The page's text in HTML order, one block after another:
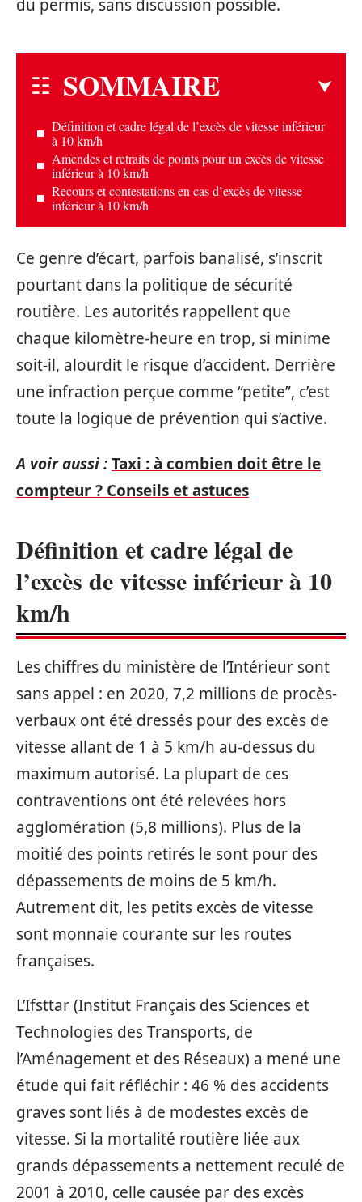
du permis, sans discussion possible.
SOMMAIRE
Définition et cadre légal de l’excès de vitesse inférieur
à 10 km/h
Amendes et retraits de points pour un excès de vitesse
inférieur à 10 km/h
Recours et contestations en cas d’excès de vitesse
inférieur à 10 km/h
Ce genre d’écart, parfois banalisé, s’inscrit
pourtant dans la politique de sécurité
routière. Les autorités rappellent que
chaque kilomètre-heure en trop, si minime
soit-il, alourdit le risque d’accident. Derrière
une infraction perçue comme “petite”, c’est
toute la logique de prévention qui s’active.
A voir aussi :Taxi : à combien doit être le
compteur ? Conseils et astuces
Définition et cadre légal de
l’excès de vitesse inférieur à 10
km/h
Les chiffres du ministère de l’Intérieur sont
sans appel : en 2020, 7,2 millions de procès-
verbaux ont été dressés pour des excès de
vitesse allant de 1 à 5 km/h au-dessus du
maximum autorisé. La plupart de ces
contraventions ont été relevées hors
agglomération (5,8 millions). Plus de la
moitié des points retirés le sont pour des
dépassements de moins de 5 km/h.
Autrement dit, les petits excès de vitesse
sont monnaie courante sur les routes
françaises.
L’Ifsttar (Institut Français des Sciences et
Technologies des Transports, de
l’Aménagement et des Réseaux) a mené une
étude qui fait réfléchir : 46 % des accidents
graves sont liés à de modestes excès de
vitesse. Si la mortalité routière liée aux
grands dépassements a nettement reculé de
2001 à 2010, celle causée par des excès